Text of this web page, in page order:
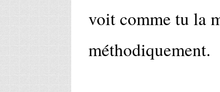
voit comme tu la
méthodiquement.